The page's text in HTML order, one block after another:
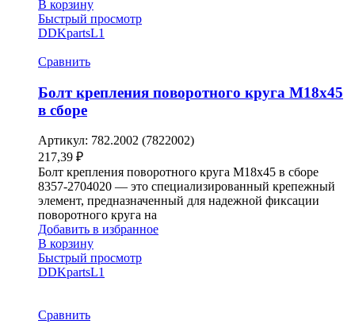
В корзину
Быстрый просмотр
DDKpartsL1
Сравнить
Болт крепления поворотного круга М18х45
в сборе
Артикул: 782.2002 (7822002)
217,39 ₽
Болт крепления поворотного круга М18х45 в сборе
8357-2704020 — это специализированный крепежный
элемент, предназначенный для надежной фиксации
поворотного круга на
Добавить в избранное
В корзину
Быстрый просмотр
DDKpartsL1
Сравнить